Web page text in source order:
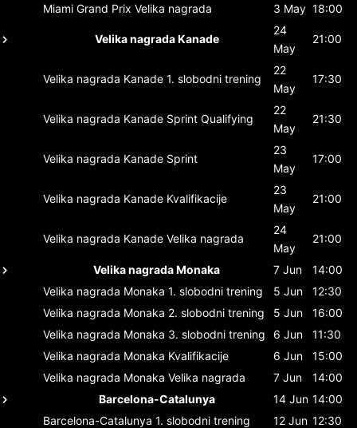
Miami Grand Prix Velika nagrada 3 May 18:00
Velika nagrada Kanade
24
May
21:00
Velika nagrada Kanade 1. slobodni trening
22
May
17:30
Velika nagrada Kanade Sprint Qualifying
22
May
21:30
Velika nagrada Kanade Sprint
23
May
17:00
Velika nagrada Kanade Kvalifikacije
23
May
21:00
Velika nagrada Kanade Velika nagrada
24
May
21:00
Velika nagrada Monaka 7 Jun
14:00
Velika nagrada Monaka 1. slobodni trening 5 Jun
12:30
Velika nagrada Monaka 2. slobodni trening 5 Jun
16:00
Velika nagrada Monaka 3. slobodni trening 6 Jun
11:30
Velika nagrada Monaka Kvalifikacije 6 Jun
15:00
Velika nagrada Monaka Velika nagrada 7 Jun
14:00
Barcelona-Catalunya
14 Jun 14:00
Barcelona-Catalunya 1. slobodni trening 12 Jun 12:30